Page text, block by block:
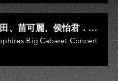
曹雅雯、陳孟賢、黃露
、苗可麗、侯怡君．
葉啟田、鳥來嬤-吳
王彩樺、吳淑敏、施文
曹雅雯、陳孟賢、黃露
Big Cabaret Concert